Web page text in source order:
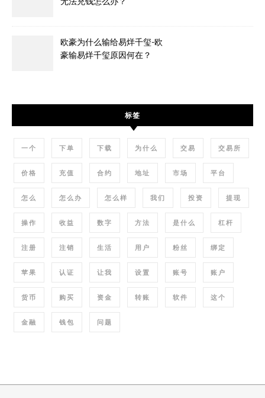
欧豪为什么输给易烊千玺-欧
豪输易烊千玺原因何在？
标签
一个 下单 下载 为什么 交易 交易所
价格 充值 合约 地址 市场 平台
怎么 怎么办 怎么样 我们 投资 提现
操作 收益 数字 方法 是什么 杠杆
注册 注销 生活 用户 粉丝 绑定
苹果 认证 让我 设置 账号 账户
货币 购买 资金 转账 软件 这个
金融 钱包 问题